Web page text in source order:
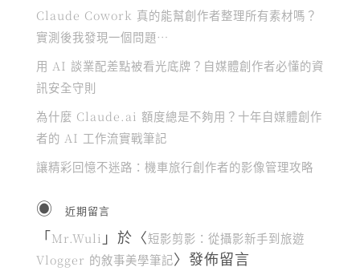
Claude Cowork 真的能幫創作者整理所有素材嗎？
實測後我發現一個問題…
用 AI 談業配差點被看光底牌？自媒體創作者必懂的資
訊安全守則
為什麼 Claude.ai 額度總是不夠用？十年自媒體創作
者的 AI 工作流實戰筆記
讓精彩回憶不迷路：機車旅行創作者的影像管理攻略
近期留言
「Mr.Wuli 」於〈短影剪影：從攝影新手到旅遊
Vlogger 的敘事美學筆記〉發佈留言